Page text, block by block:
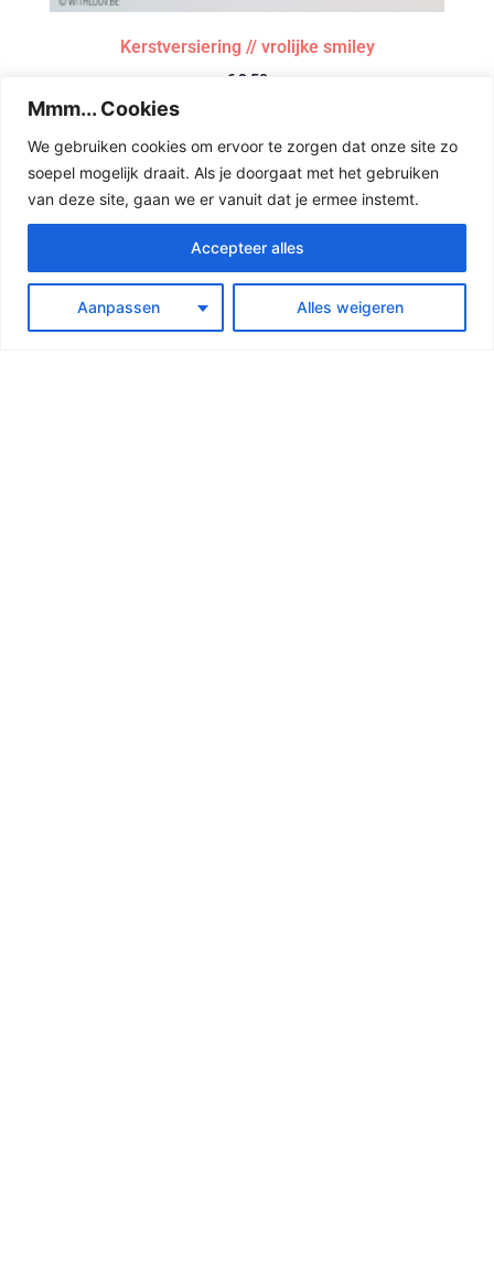
Mmm... Cookies
We gebruiken cookies om ervoor te zorgen dat onze site zo
soepel mogelijk draait. Als je doorgaat met het gebruiken
van deze site, gaan we er vanuit dat je ermee instemt.
Aanpassen Alles weigeren
Accepteer alles
Kerstversiering // vrolijke smiley
€3,50
Toevoegen aan winkelwagen